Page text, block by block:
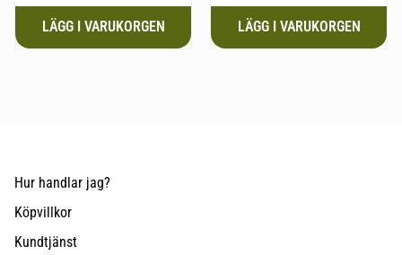
hundar eller last
Hur handlar jag?
Köpvillkor
Kundtjänst